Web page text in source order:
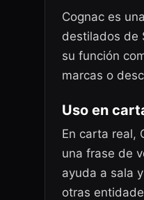
Cognac es
destilados de
su función
marcas o
Uso en
En carta real,
una frase de
ayuda a sala
otras